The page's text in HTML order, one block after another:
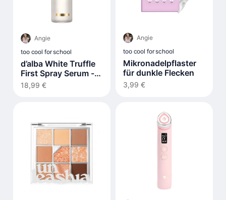
Angie
too cool for school
d’alba White Truffle
First Spray Serum -
100ml
18,99 €
Angie
too cool for school
Mikronadelpflaster
für dunkle Flecken
3,99 €